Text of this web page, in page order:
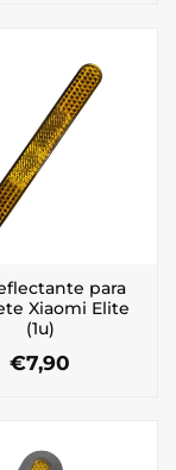
para
Xiaomi Elite
(1u)
€7,90